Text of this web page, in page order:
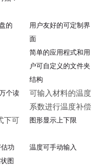
的
用户友好的可定制界
面
简单的应用程式和用
户可自定义的文件夹
结构
个读
可输入材料的温度
系数进行温度补偿
下可
图形显示上下限
功
图
温度可手动输入